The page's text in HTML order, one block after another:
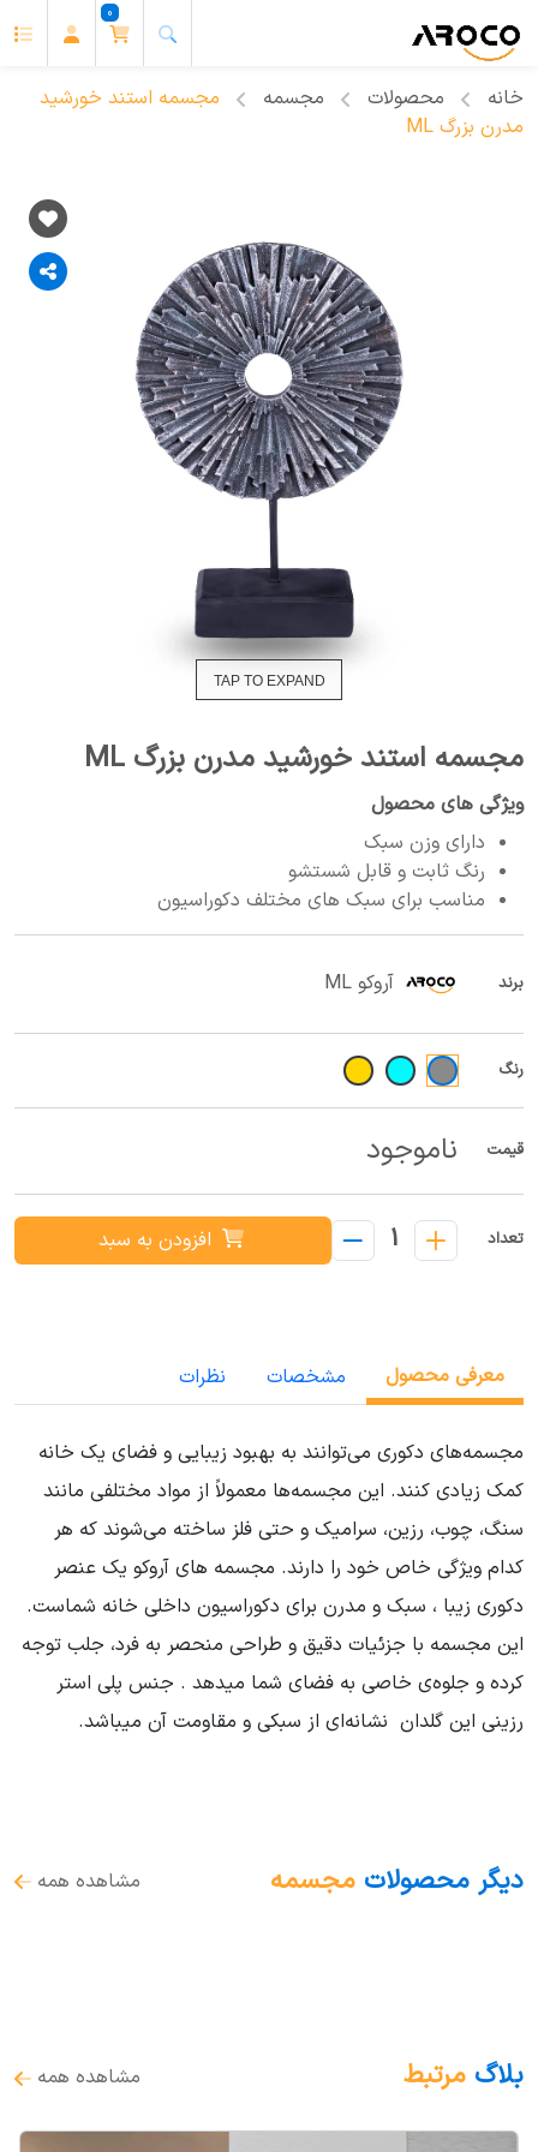
0
خانه محصولات مجسمه
مجسمه استند خورشید
مدرن بزرگ ML
TAP TO EXPAND
مجسمه استند خورشید مدرن بزرگ ML
ویژگی های محصول
دارای وزن سبک
رنگ ثابت و قابل شستشو
مناسب برای سبک های مختلف دکوراسیون
برند آروکو ML
رنگ
قیمت ناموجود
تعداد 1 افزودن به سبد
معرفی محصول مشخصات نظرات
مجسمه‌های دکوری می‌توانند به بهبود زیبایی و فضای یک خانه
کمک زیادی کنند. این مجسمه‌ها معمولاً از مواد مختلفی مانند
سنگ، چوب، رزین، سرامیک و حتی فلز ساخته می‌شوند که هر
کدام ویژگی خاص خود را دارند. مجسمه های آروکو یک عنصر
دکوری زیبا ، سبک و مدرن برای دکوراسیون داخلی خانه شماست.
این مجسمه با جزئیات دقیق و طراحی منحصر به فرد، جلب توجه
کرده و جلوه‌ی خاصی به فضای شما میدهد . جنس پلی استر
رزینی این گلدان نشانه‌ای از سبکی و مقاومت آن میباشد.
دیگر محصولات مجسمه مشاهده همه
بلاگ مرتبط مشاهده همه